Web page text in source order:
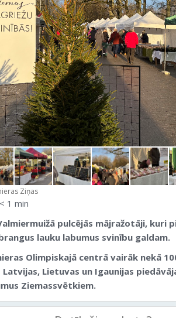
Ziņas
< 1 min
pulcējās mājražotāji, kuri
lauku labumus svinību galdam.
Olimpiskajā centrā vairāk nekā
Lietuvas un Igaunijas
Ziemassvētkiem.